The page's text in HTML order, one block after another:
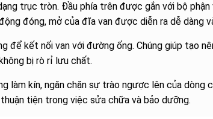
trục tròn. Đầu phía trên được gắn với bộ phận
đóng, mở của đĩa van được diễn ra dễ dàng
để kết nối van với đường ống. Chúng giúp tạo
bị rò rỉ lưu chất.
làm kín, ngăn chặn sự trào ngược lên của dòng
tiện trong việc sửa chữa và bảo dưỡng.